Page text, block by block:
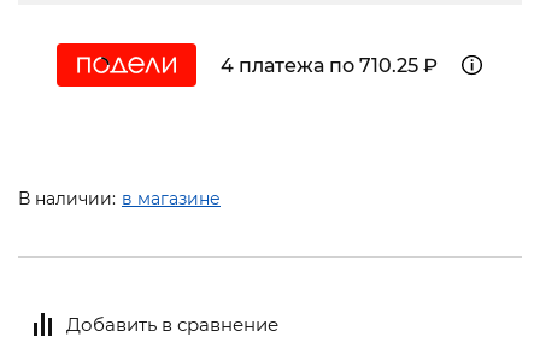
4 платежа по 710.25 ₽
В наличии: в магазине
Добавить в сравнение